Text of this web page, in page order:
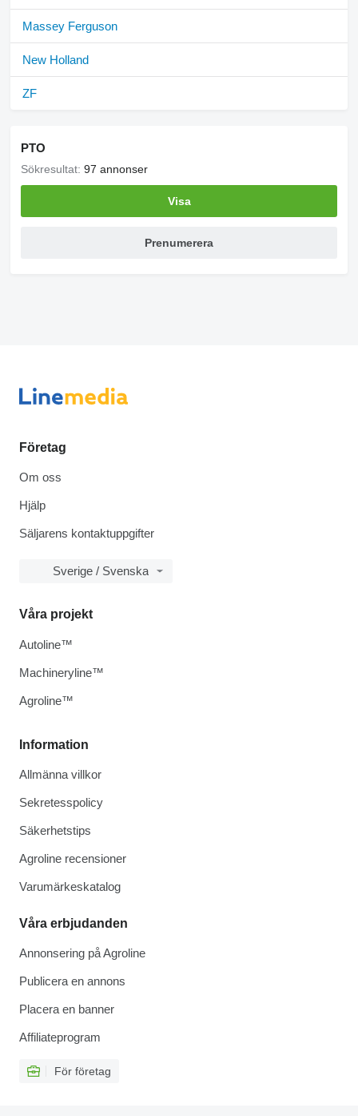
Massey Ferguson
New Holland
ZF
PTO
Sökresultat: 97 annonser
Visa
Prenumerera
Företag
Om oss
Hjälp
Säljarens kontaktuppgifter
Sverige / Svenska
Information
Allmänna villkor
Sekretesspolicy
Säkerhetstips
Agroline recensioner
Varumärkeskatalog
Våra erbjudanden
Annonsering på Agroline
Publicera en annons
Placera en banner
Affiliateprogram
För företag
Våra projekt
Autoline™
Machineryline™
Agroline™